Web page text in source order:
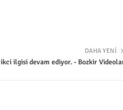
DAHA YENI
ilgisi devam ediyor. - Bozkir